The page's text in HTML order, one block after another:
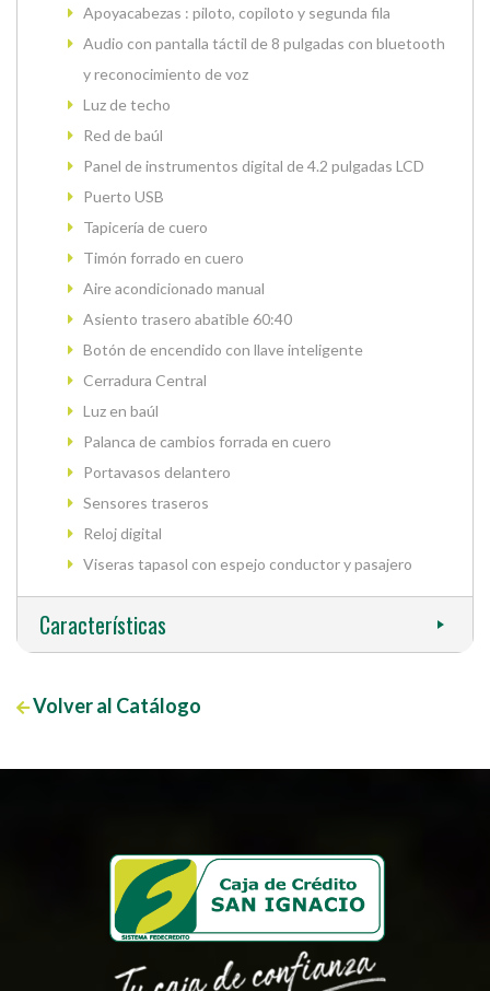
Apoyacabezas : piloto, copiloto y segunda fila
Audio con pantalla táctil de 8 pulgadas con bluetooth
y reconocimiento de voz
Luz de techo
Red de baúl
Panel de instrumentos digital de 4.2 pulgadas LCD
Puerto USB
Tapicería de cuero
Timón forrado en cuero
Aire acondicionado manual
Asiento trasero abatible 60:40
Botón de encendido con llave inteligente
Cerradura Central
Luz en baúl
Palanca de cambios forrada en cuero
Portavasos delantero
Sensores traseros
Reloj digital
Viseras tapasol con espejo conductor y pasajero
Características
Volver al Catálogo